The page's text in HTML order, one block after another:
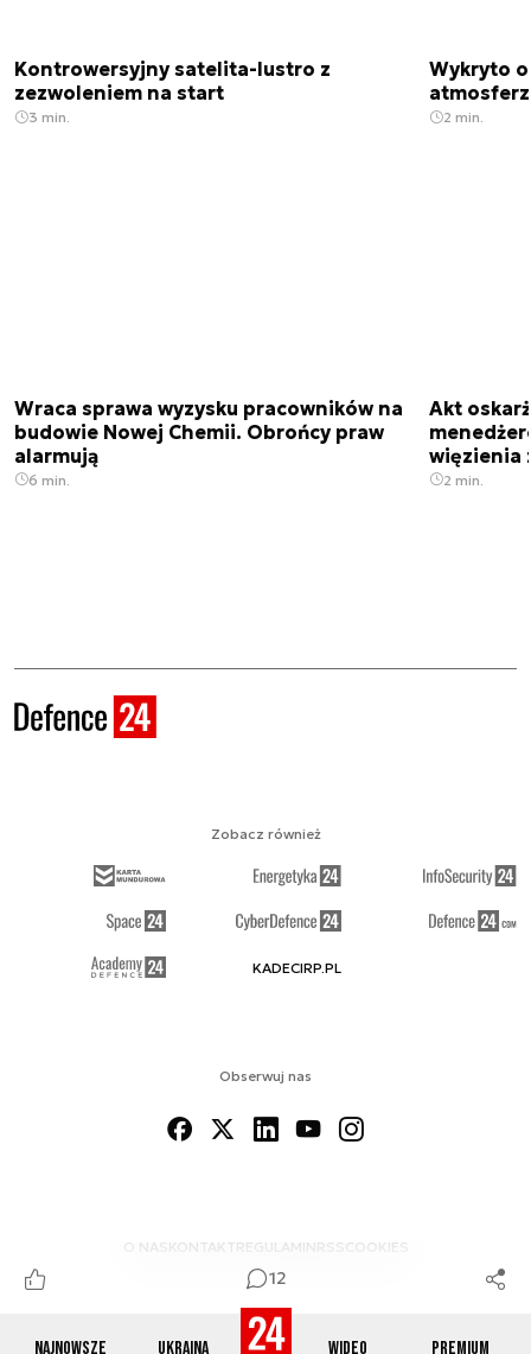
Najnowsze Ukraina Wideo Premium
12
Kontrowersyjny satelita-lustro z
zezwoleniem na start
3 min.
Wykryto
2 min.
Wraca sprawa wyzysku pracowników na
budowie Nowej Chemii. Obrońcy praw
alarmują
6 min.
Akt
więzienia
2 min.
Obserwuj nas
O NAS KONTAKTREGULAMINRSS COOKIES
Zobacz również
KADECIRP.PL